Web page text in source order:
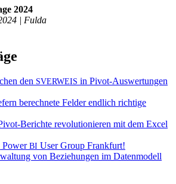
2024
| Fulda
den SVERWEIS in Pivot-Auswertungen
berechnete Felder endlich richtige
Berichte revolutionieren mit dem Excel
PowerBI User Group Frankfurt!
von Beziehungen im Datenmodell